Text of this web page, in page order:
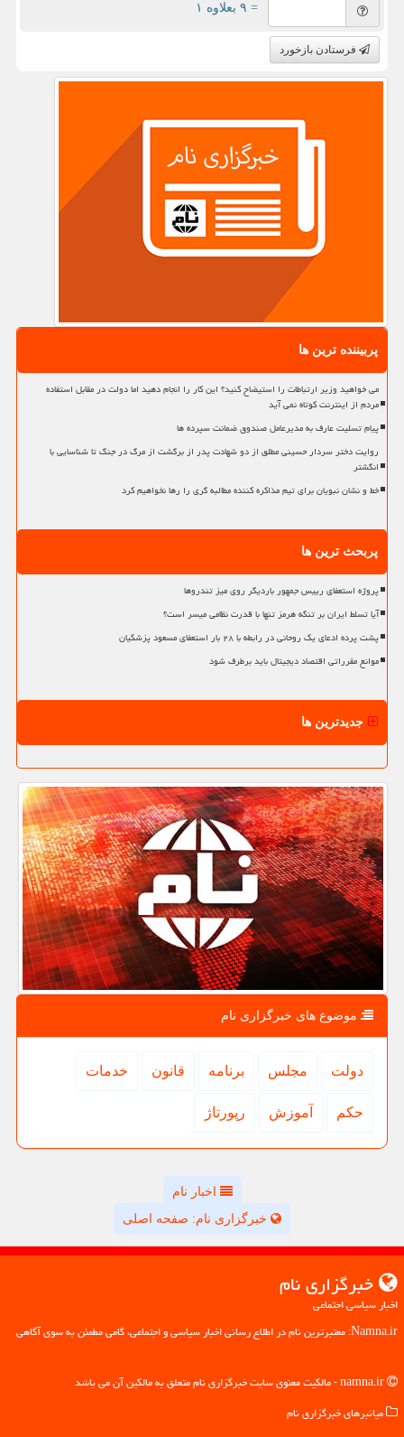
= ۹ بعلاوه ۱
فرستادن بازخورد
پربیننده ترین ها
می خواهید وزیر ارتباطات را استیضاح کنید؟ این کار را انجام دهید اما دولت در مقابل استفاده
مردم از اینترنت کوتاه نمی آید
پیام تسلیت عارف به مدیرعامل صندوق ضمانت سپرده ها
روایت دختر سردار حسینی مطلق از دو شهادت پدر از برگشت از مرگ در جنگ تا شناسایی با
انگشتر
خط و نشان نبویان برای تیم مذاکره کننده مطالبه گری را رها نخواهیم کرد
پربحث ترین ها
پروژه استعفای رییس جمهور باردیگر روی میز تندروها
آیا تسلط ایران بر تنگه هرمز تنها با قدرت نظامی میسر است؟
پشت پرده ادعای یک روحانی در رابطه با ۲۸ بار استعفای مسعود پزشکیان
موانع مقرراتی اقتصاد دیجیتال باید برطرف شود
جدیدترین ها
موضوع های خبرگزاری نام
دولت مجلس برنامه قانون خدمات
حكم آموزش رپورتاژ
اخبار نام
خبرگزاری نام: صفحه اصلی
خبرگزاری نام
اخبار سیاسی اجتماعی
Namna.ir: معتبرترین نام در اطلاع رسانی اخبار سیاسی و اجتماعی، گامی مطمئن به سوی آگاهی
میانبرهای خبرگزاری نام